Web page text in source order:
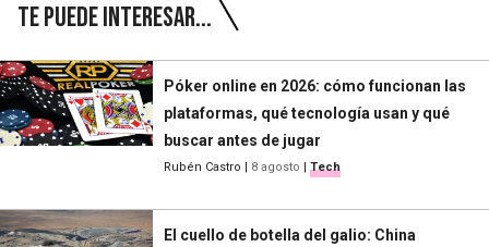
Te puede interesar...
Póker online en 2026: cómo funcionan las
plataformas, qué tecnología usan y qué
buscar antes de jugar
Rubén Castro | 8 agosto | Tech
El cuello de botella del galio: China